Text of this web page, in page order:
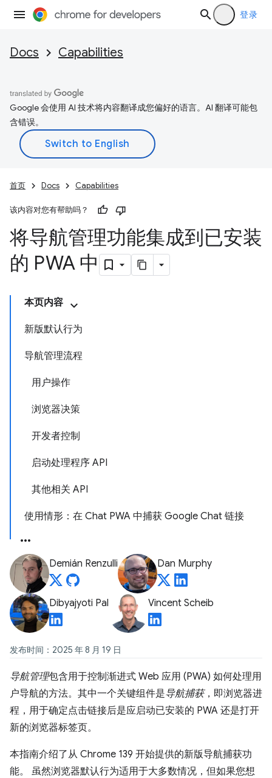
登录
Docs Capabilities
Google 会使用 AI 技术将内容翻译成您偏好的语言。AI 翻译可能包
含错误。
首页 Docs Capabilities
该内容对您有帮助吗？
将导航管理功能集成到已安装
的 PWA 中
本页内容
新版默认行为
导航管理流程
用户操作
浏览器决策
开发者控制
启动处理程序 API
其他相关 API
使用情形：在 Chat PWA 中捕获 Google Chat 链接
Demián Renzulli Dan Murphy
Dibyajyoti Pal Vincent Scheib
发布时间：2025 年 8 月 19 日
导航管理包含用于控制渐进式 Web 应用 (PWA) 如何处理用
户导航的方法。其中一个关键组件是导航捕获，即浏览器进
程，用于确定点击链接后是应启动已安装的 PWA 还是打开
新的浏览器标签页。
本指南介绍了从 Chrome 139 开始提供的新版导航捕获功
能。 虽然浏览器默认行为适用于大多数情况，但如果您想